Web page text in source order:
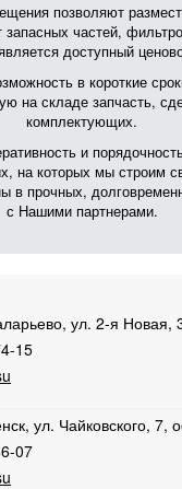
позволяют
запасных частей,
доступный
в короткие
на складе запчасть,
комплектующих.
и
на которых мы строим
в прочных,
с Нашими партнерами.
ул. 2-я Новая,
15
ул. Чайковского, 7,
07